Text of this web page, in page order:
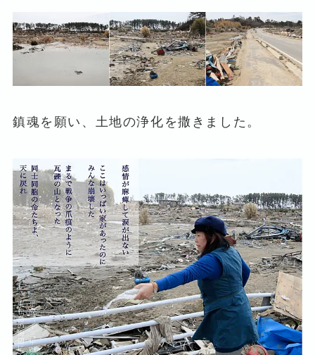
鎮魂を願い、土地の浄化を撒きました。